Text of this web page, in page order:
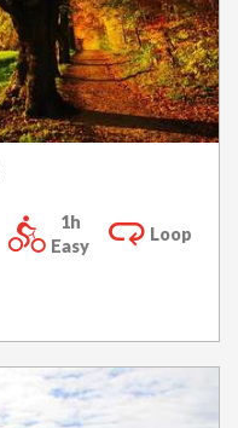
1h
Easy
Loop